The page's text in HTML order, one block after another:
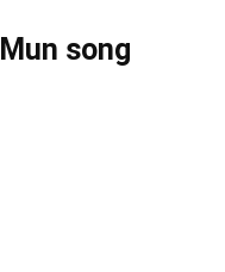
song